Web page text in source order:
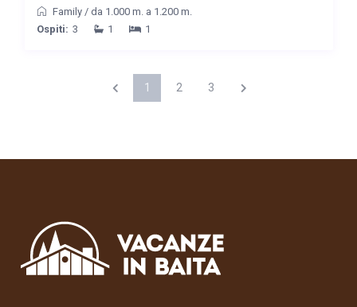
Family/ da 1.000 m. a 1.200 m.
Ospiti: 3 1 1
1 2 3